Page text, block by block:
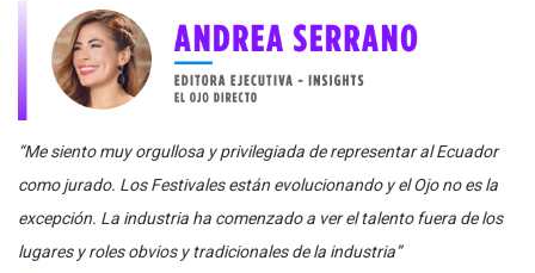
“Me siento muy orgullosa y privilegiada de representar al Ecuador
como jurado. Los Festivales están evolucionando y el Ojo no es la
excepción. La industria ha comenzado a ver el talento fuera de los
lugares y roles obvios y tradicionales de la industria”